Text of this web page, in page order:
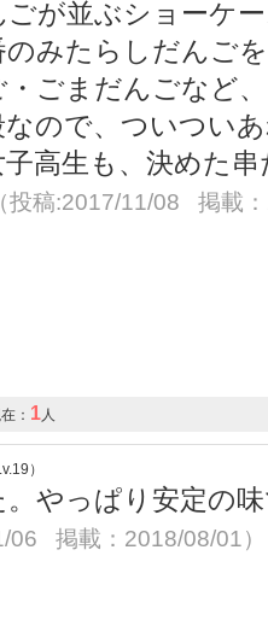
ごが並ぶショーケ
みたらしだんご
ごまだんごなど
ので、ついつい
子高生も、決めた
（投稿:2017/11/08 掲載
： 1人
）
やっぱり安定の
06 掲載：2018/08/01）